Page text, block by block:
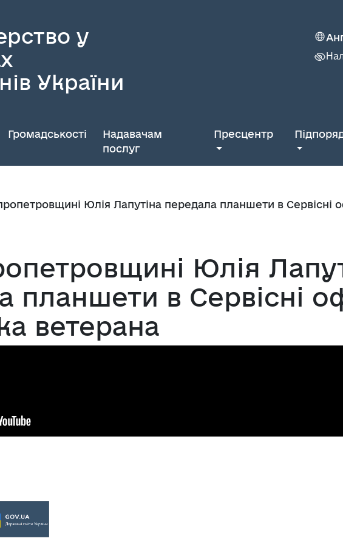
у
України
Громадськості
Надавачам
послуг
Пресцентр
Юлія Лапутіна передала планшети в Сервісні
Юлія
планшети в Сервісні
ветерана